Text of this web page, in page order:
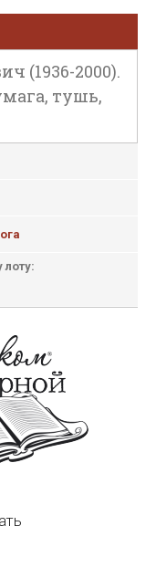
(1936-2000).
тушь,